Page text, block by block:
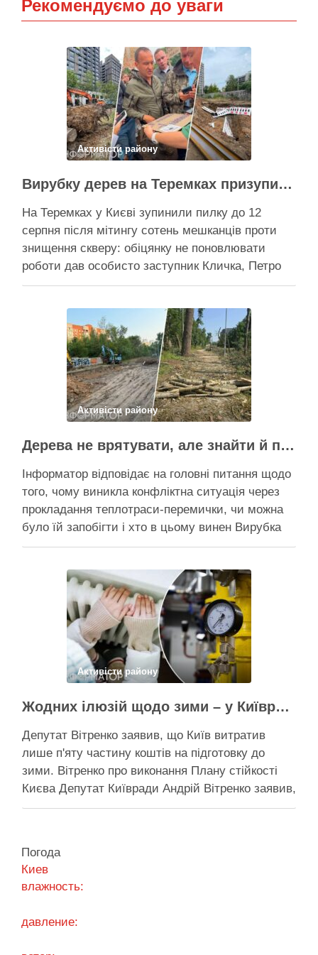
Рекомендуємо до уваги
Активісти району
Вирубку дерев на Теремках призупинили після приїзду заступника Кличка – почався діалог
На Теремках у Києві зупинили пилку до 12
серпня після мітингу сотень мешканців проти
знищення скверу: обіцянку не поновлювати
роботи дав особисто заступник Кличка, Петро
Пантелеєв, що прибув налагодити комунікацію
чи вдасться зберегти ту частину озеленення,
що лишилася, – поки невідомо На Теремках у …
Поділитися у соцмережах:
Активісти району
Дерева не врятувати, але знайти й покарати винних треба – головні питання і висновки з конфлікту на Теремках
Інформатор відповідає на головні питання щодо
того, чому виникла конфліктна ситуація через
прокладання теплотраси-перемички, чи можна
було їй запобігти і хто в цьому винен Вирубка
дерев триває, почали й прокладати теплотрасу
суботу, 8 серпня 2026 року, на Теремках у Києві
почалася вже …
Поділитися у соцмережах:
Активісти району
Жодних ілюзій щодо зими – у Київраді закидають, що КМДА виконала План стійкості на 20%
Депутат Вітренко заявив, що Київ витратив
лише п'яту частину коштів на підготовку до
зими. Вітренко про виконання Плану стійкості
Києва Депутат Київради Андрій Вітренко заявив,
що станом на 5 серпня столична влада
старту опалювального сезону …
Погода
Киев
влажность:
давление: